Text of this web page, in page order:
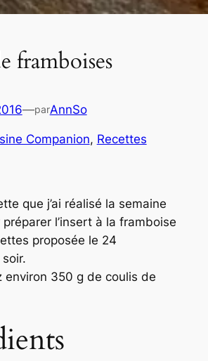
framboises
—parAnnSo
Companion, Recettes
que j’ai réalisé la semaine
l’insert à la framboise
proposée le 24
environ 350 g de coulis de